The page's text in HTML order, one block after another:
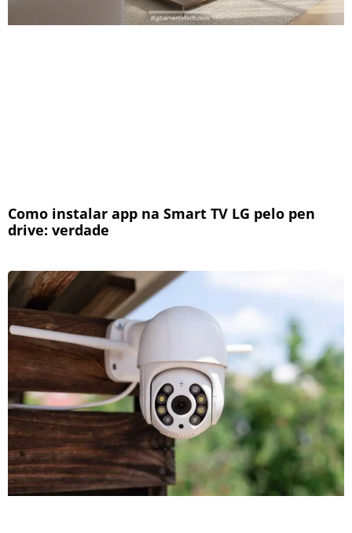
Como instalar app na Smart TV LG pelo pen
drive: verdade